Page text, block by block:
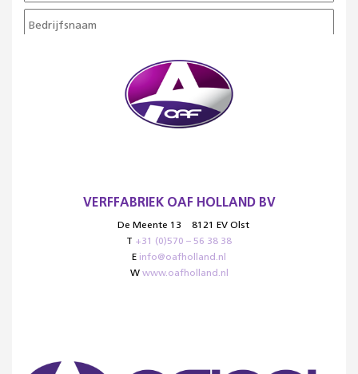
VERFFABRIEK OAF HOLLAND BV
De Meente 13
8121 EV Olst
T +31 (0)570 – 56 38 38
E info@oafholland.nl
W www.oafholland.nl